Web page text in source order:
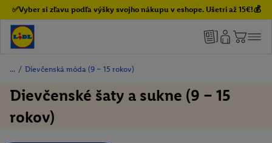
✅Vyber si zľavu podľa výšky svojho nákupu v eshope. Ušetri až 15€!💰
/ Dievčenská móda (9 – 15 rokov)
Dievčenské šaty a sukne (9 – 15
rokov)